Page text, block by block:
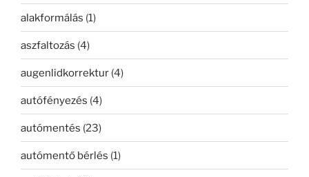
alakformálás (1)
aszfaltozás (4)
augenlidkorrektur (4)
autófényezés (4)
autómentés (23)
autómentő bérlés (1)